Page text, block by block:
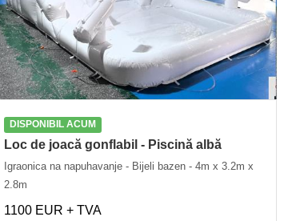
DISPONIBIL ACUM
Loc de joacă gonflabil - Piscină albă
Igraonica na napuhavanje - Bijeli bazen - 4m x 3.2m x
2.8m
1100 EUR + TVA